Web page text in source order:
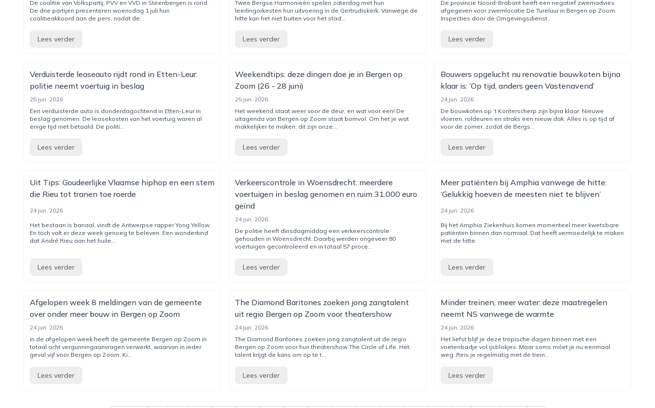
De coalitie van Volkspartij, PVV en VVD in Steenbergen is rond.
De drie partijen presenteren woensdag 1 juli hun
coalitieakkoord aan de pers, nadat de...
Lees verder
Twee Bergse Harmonieën spelen zaterdag met hun
leerlingorkesten hun uitvoering in de Gertrudiskerk. Vanwege de
hitte kan het niet buiten voor het stad...
Lees verder
De provincie Noord-Brabant heeft een negatief zwemadvies
afgegeven voor zwemlocatie De Tureluur in Bergen op Zoom.
Inspecties door de Omgevingsdienst...
Lees verder
Verduisterde leaseauto rijdt rond in Etten-Leur:
politie neemt voertuig in beslag
25 jun. 2026
Een verduisterde auto is donderdagochtend in Etten-Leur in
beslag genomen. De leasekosten van het voertuig waren al
enige tijd niet betaald. De politi...
Lees verder
Weekendtips: deze dingen doe je in Bergen op
Zoom (26 - 28 juni)
25 jun. 2026
Het weekend staat weer voor de deur, en wat voor een! De
uitagenda van Bergen op Zoom staat bomvol. Om het je wat
makkelijker te maken: dit zijn onze...
Lees verder
Bouwers opgelucht nu renovatie bouwkoten bijna
klaar is: ‘Op tijd, anders geen Vastenavend’
24 jun. 2026
De bouwkoten op ‘t Konterscherp zijn bijna klaar. Nieuwe
vloeren, roldeuren en straks een nieuw dak. Alles is op tijd af
voor de zomer, zodat de Bergs...
Lees verder
Uit Tips: Goudeerlijke Vlaamse hiphop en een stem
die Rieu tot tranen toe roerde
24 jun. 2026
Het bestaan is banaal, vindt de Antwerpse rapper Yong Yellow.
En toch valt er deze week genoeg te beleven. Een wonderkind
dat André Rieu aan het huile...
Lees verder
Verkeerscontrole in Woensdrecht: meerdere
voertuigen in beslag genomen en ruim 31.000 euro
geïnd
24 jun. 2026
De politie heeft dinsdagmiddag een verkeerscontrole
gehouden in Woensdrecht. Daarbij werden ongeveer 80
voertuigen gecontroleerd en in totaal 57 proce...
Lees verder
Meer patiënten bij Amphia vanwege de hitte:
‘Gelukkig hoeven de meesten niet te blijven’
24 jun. 2026
Bij het Amphia Ziekenhuis komen momenteel meer kwetsbare
patiënten binnen dan normaal. Dat heeft vermoedelijk te maken
met de hitte.
Lees verder
Afgelopen week 8 meldingen van de gemeente
over onder meer bouw in Bergen op Zoom
24 jun. 2026
In de afgelopen week heeft de gemeente Bergen op Zoom in
totaal acht vergunningaanvragen verwerkt, waarvan in ieder
geval vijf voor Bergen op Zoom. Ki...
Lees verder
The Diamond Baritones zoeken jong zangtalent
uit regio Bergen op Zoom voor theatershow
24 jun. 2026
The Diamond Baritones zoeken jong zangtalent uit de regio
Bergen op Zoom voor hun theatershow The Circle of Life. Het
talent krijgt de kans om op te t...
Lees verder
Minder treinen, meer water: deze maatregelen
neemt NS vanwege de warmte
24 jun. 2026
Het liefst blijf je deze tropische dagen binnen met een
voetenbadje vol ijsblokjes. Maar soms móet je nu eenmaal
weg. Reis je regelmatig met de trein...
Lees verder